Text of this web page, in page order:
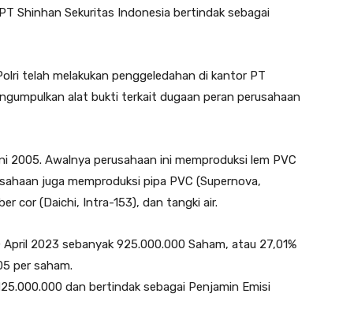
Shinhan Sekuritas Indonesia bertindak sebagai
telah melakukan penggeledahan di kantor PT
alat bukti terkait dugaan peran perusahaan
2005. Awalnya perusahaan ini memproduksi lem PVC
juga memproduksi pipa PVC (Supernova,
cor (Daichi, Intra-153), dan tangki air.
2023 sebanyak 925.000.000 Saham, atau 27,01%
per saham.
dan bertindak sebagai Penjamin Emisi